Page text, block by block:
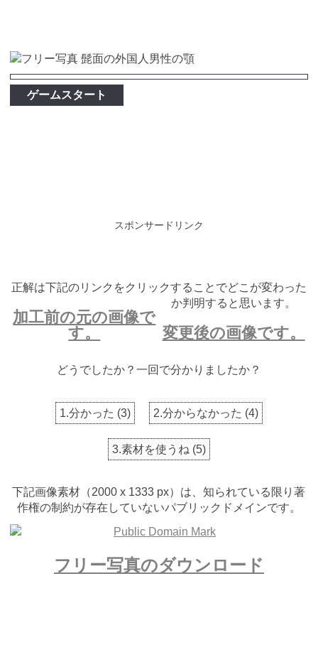
ゲームスタート
スポンサードリンク
正解は下記のリンクをクリックすることでどこが変わった
か判明すると思います。
加工前の元の画像で
す。
変更後の画像です。
どうでしたか？一回で分かりましたか？
1.分かった (3) 2.分からなかった (4)
3.素材を使うね (5)
下記画像素材（2000 x 1333 px）は、知られている限り著
作権の制約が存在していないパブリックドメインです。
フリー写真のダウンロード